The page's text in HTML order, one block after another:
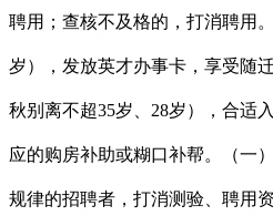
聘用；查核不及格的，打消聘用
岁），发放英才办事卡，享受随
秋别离不超35岁、28岁），合适
应的购房补助或糊口补帮。（一
规律的招聘者，打消测验、聘用